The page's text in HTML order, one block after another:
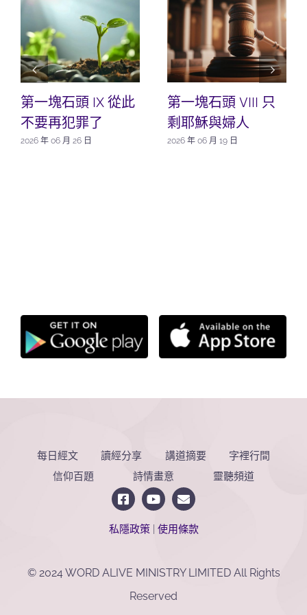
第一塊石頭 IX 從此
不要再犯罪了
2026 年 06 月 26 日
第一塊石頭 VIII 只
剩耶穌與婦人
2026 年 06 月 19 日
每日經文 讀經分享 講道摘要
字裡行間
信仰百題
詩情畫意 靈聽頻道
私隱政策| 使用條款
© 2024 WORD ALIVE MINISTRY LIMITED All Rights
Reserved